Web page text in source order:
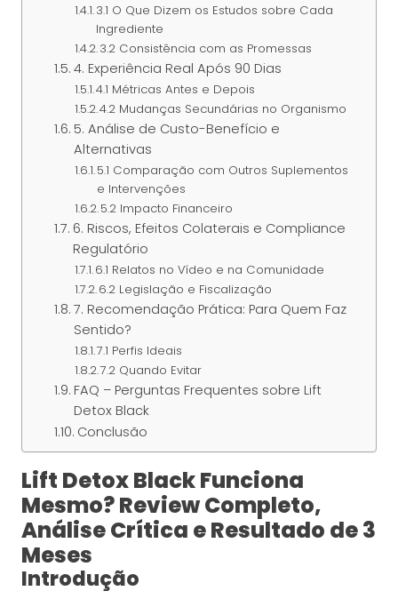
3.1 O Que Dizem os Estudos sobre Cada
Ingrediente
3.2 Consistência com as Promessas
4. Experiência Real Após 90 Dias
4.1 Métricas Antes e Depois
4.2 Mudanças Secundárias no Organismo
5. Análise de Custo-Benefício e
Alternativas
5.1 Comparação com Outros Suplementos
e Intervenções
5.2 Impacto Financeiro
6. Riscos, Efeitos Colaterais e Compliance
Regulatório
6.1 Relatos no Vídeo e na Comunidade
6.2 Legislação e Fiscalização
7. Recomendação Prática: Para Quem Faz
Sentido?
7.1 Perfis Ideais
7.2 Quando Evitar
FAQ – Perguntas Frequentes sobre Lift
Detox Black
Conclusão
Lift Detox Black Funciona
Mesmo? Review Completo,
Análise Crítica e Resultado de 3
Meses
Introdução